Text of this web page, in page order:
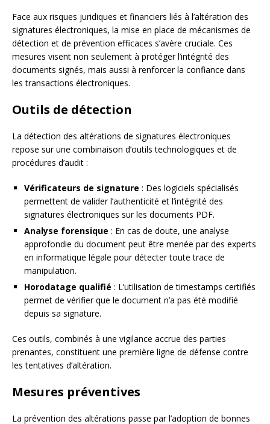
Face aux risques juridiques et financiers liés à l’altération des
signatures électroniques, la mise en place de mécanismes de
détection et de prévention efficaces s’avère cruciale. Ces
mesures visent non seulement à protéger l’intégrité des
documents signés, mais aussi à renforcer la confiance dans
les transactions électroniques.
Outils de détection
La détection des altérations de signatures électroniques
repose sur une combinaison d’outils technologiques et de
procédures d’audit :
Vérificateurs de signature : Des logiciels spécialisés
permettent de valider l’authenticité et l’intégrité des
signatures électroniques sur les documents PDF.
Analyse forensique : En cas de doute, une analyse
approfondie du document peut être menée par des experts
en informatique légale pour détecter toute trace de
manipulation.
Horodatage qualifié : L’utilisation de timestamps certifiés
permet de vérifier que le document n’a pas été modifié
depuis sa signature.
Ces outils, combinés à une vigilance accrue des parties
prenantes, constituent une première ligne de défense contre
les tentatives d’altération.
Mesures préventives
La prévention des altérations passe par l’adoption de bonnes